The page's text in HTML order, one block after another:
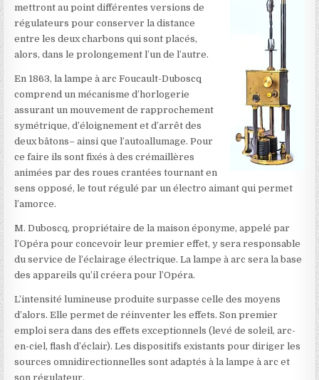
mettront au point différentes versions de
régulateurs pour conserver la distance
entre les deux charbons qui sont placés,
alors, dans le prolongement l’un de l’autre.
En 1863, la lampe à arc Foucault-Duboscq
comprend un mécanisme d’horlogerie
assurant un mouvement de rapprochement
symétrique, d’éloignement et d’arrêt des
deux bâtons– ainsi que l’autoallumage. Pour
ce faire ils sont fixés à des crémaillères
animées par des roues crantées tournant en
sens opposé, le tout régulé par un électro aimant qui permet
l’amorce.
M. Duboscq, propriétaire de la maison éponyme, appelé par
l’Opéra pour concevoir leur premier effet, y sera responsable
du service de l’éclairage électrique. La lampe à arc sera la base
des appareils qu’il créera pour l’Opéra.
L’intensité lumineuse produite surpasse celle des moyens
d’alors. Elle permet de réinventer les effets. Son premier
emploi sera dans des effets exceptionnels (levé de soleil, arc-
en-ciel, flash d’éclair). Les dispositifs existants pour diriger les
sources omnidirectionnelles sont adaptés à la lampe à arc et
son régulateur.